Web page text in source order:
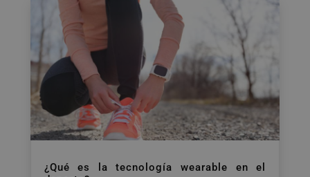
¿Qué es la tecnología wearable en el